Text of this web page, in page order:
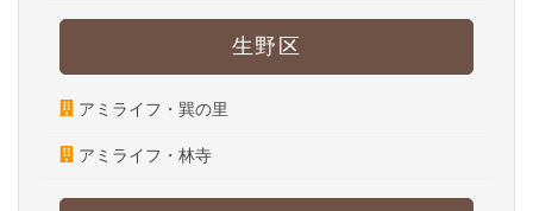
生野区
アミライフ・巽の里
アミライフ・林寺